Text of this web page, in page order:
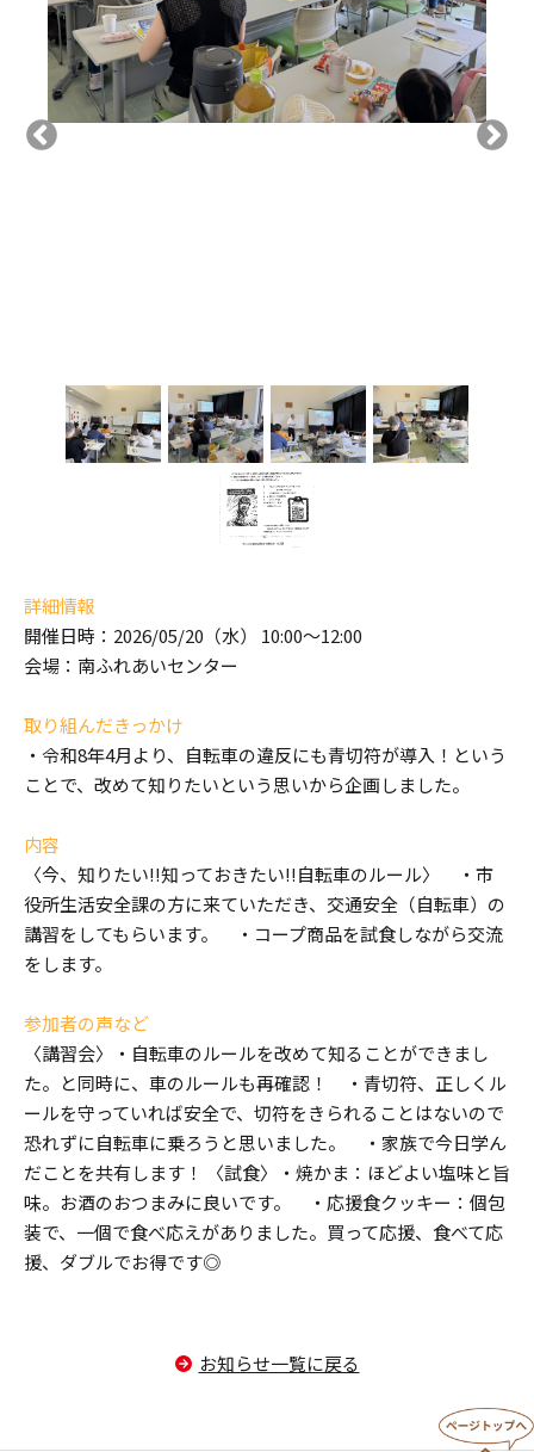
詳細情報
開催日時：2026/05/20（水） 10:00～12:00
会場：南ふれあいセンター
取り組んだきっかけ
・令和8年4月より、自転車の違反にも青切符が導入！という
ことで、改めて知りたいという思いから企画しました。
内容
〈今、知りたい!!知っておきたい!!自転車のルール〉 ・市
役所生活安全課の方に来ていただき、交通安全（自転車）の
講習をしてもらいます。 ・コープ商品を試食しながら交流
をします。
参加者の声など
〈講習会〉・自転車のルールを改めて知ることができまし
た。と同時に、車のルールも再確認！ ・青切符、正しくル
ールを守っていれば安全で、切符をきられることはないので
恐れずに自転車に乗ろうと思いました。 ・家族で今日学ん
だことを共有します！ 〈試食〉・焼かま：ほどよい塩味と旨
味。お酒のおつまみに良いです。 ・応援食クッキー：個包
装で、一個で食べ応えがありました。買って応援、食べて応
援、ダブルでお得です◎
お知らせ一覧に戻る